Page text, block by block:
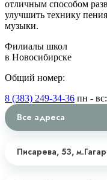
отличным способом
улучшить технику
музыки.
Филиалы школ
в Новосибирске
Общий номер:
8 (383) 249-34-36 пн -
Все адреса
Писарева, 53,